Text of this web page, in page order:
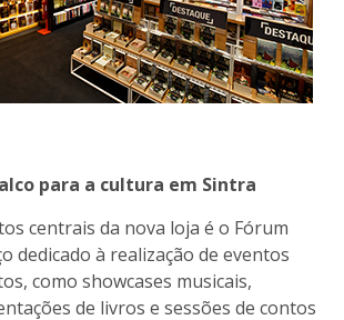
para a cultura em Sintra
centrais da nova loja é o Fórum
dedicado à realização de eventos
como showcases musicais,
de livros e sessões de contos